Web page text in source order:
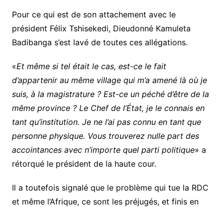
Pour ce qui est de son attachement avec le
président Félix Tshisekedi, Dieudonné Kamuleta
Badibanga s’est lavé de toutes ces allégations.
«Et même si tel était le cas, est-ce le fait
d’appartenir au même village qui m’a amené là où je
suis, à la magistrature ? Est-ce un péché d’être de la
même province ? Le Chef de l’État, je le connais en
tant qu’institution. Je ne l’ai pas connu en tant que
personne physique. Vous trouverez nulle part des
accointances avec n’importe quel parti politique» a
rétorqué le président de la haute cour.
Il a toutefois signalé que le problème qui tue la RDC
et même l’Afrique, ce sont les préjugés, et finis en